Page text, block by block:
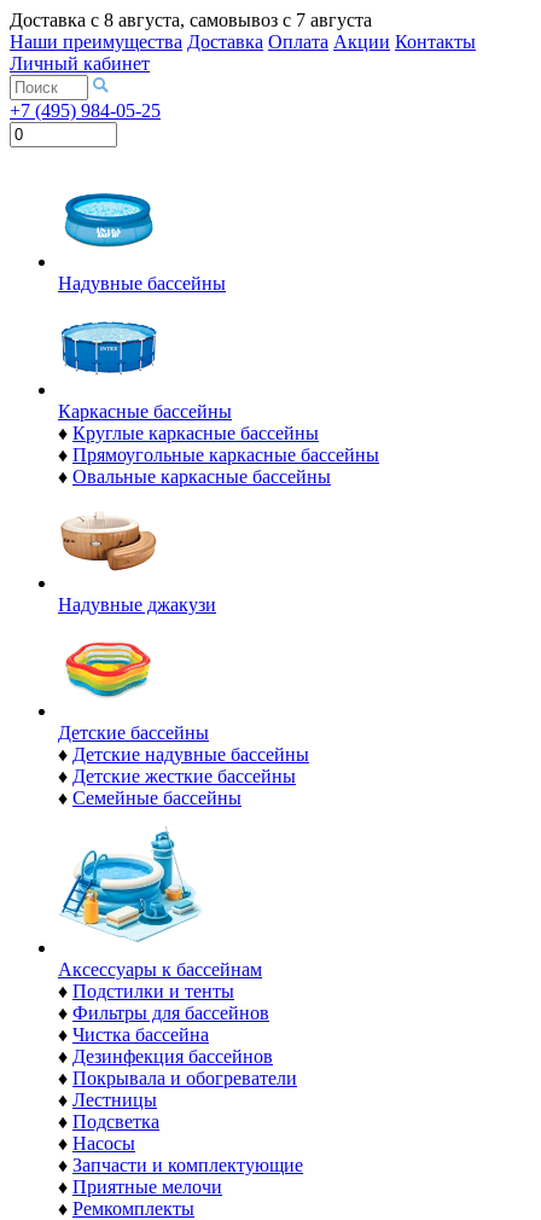
Доставка с 8 августа, самовывоз с 7 августа
Наши преимущества Доставка Оплата Акции Контакты
Личный кабинет
+7 (495) 984-05-25
Надувные бассейны
Каркасные бассейны
♦ Круглые каркасные бассейны
♦ Прямоугольные каркасные бассейны
♦ Овальные каркасные бассейны
Надувные джакузи
Детские бассейны
♦ Детские надувные бассейны
♦ Детские жесткие бассейны
♦ Семейные бассейны
Аксессуары к бассейнам
♦ Подстилки и тенты
♦ Фильтры для бассейнов
♦ Чистка бассейна
♦ Дезинфекция бассейнов
♦ Покрывала и обогреватели
♦ Лестницы
♦ Подсветка
♦ Насосы
♦ Запчасти и комплектующие
♦ Приятные мелочи
♦ Ремкомплекты